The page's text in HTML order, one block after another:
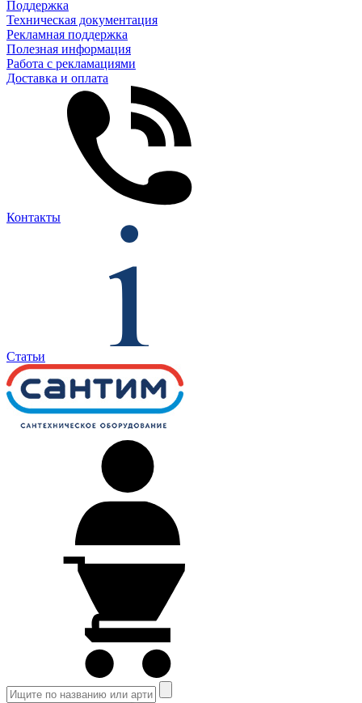
Поддержка
Техническая документация
Рекламная поддержка
Полезная информация
Работа с рекламациями
Доставка и оплата
Контакты
Статьи